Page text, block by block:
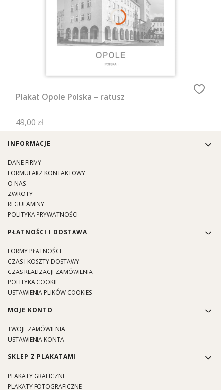
Plakat Opole Polska – ratusz
Cena
49,00 zł
Linki w stopce
INFORMACJE
DANE FIRMY
FORMULARZ KONTAKTOWY
O NAS
ZWROTY
REGULAMINY
POLITYKA PRYWATNOŚCI
PŁATNOŚCI I DOSTAWA
FORMY PŁATNOŚCI
CZAS I KOSZTY DOSTAWY
CZAS REALIZACJI ZAMÓWIENIA
POLITYKA COOKIE
USTAWIENIA PLIKÓW COOKIES
MOJE KONTO
TWOJE ZAMÓWIENIA
USTAWIENIA KONTA
SKLEP Z PLAKATAMI
PLAKATY GRAFICZNE
PLAKATY FOTOGRAFICZNE